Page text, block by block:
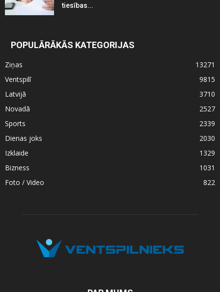
tiesības...
POPULĀRĀKĀS KATEGORIJAS
Ziņas
13271
Ventspilī
9815
Latvijā
3710
Novadā
2527
Sports
2339
Dienas joks
2030
Izklaide
1329
Bizness
1031
Foto / Video
822